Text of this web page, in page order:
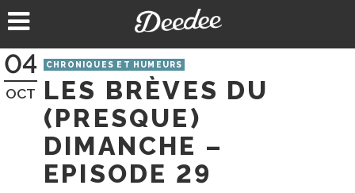
au
04
OCT
CHRONIQUES ET HUMEURS
LES BRÈVES DU
(PRESQUE)
DIMANCHE –
EPISODE 29